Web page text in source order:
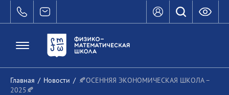
Главная / Новости / 🍂ОСЕННЯЯ ЭКОНОМИЧЕСКАЯ ШКОЛА –
2025🍂